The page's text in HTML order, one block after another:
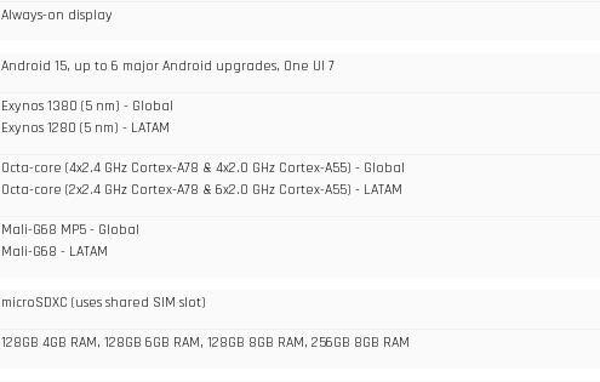
Always-on display
Android 15, up to 6 major Android upgrades, One UI 7
Exynos 1380 (5 nm) - Global
Exynos 1280 (5 nm) - LATAM
Octa-core (4x2.4 GHz Cortex-A78 & 4x2.0 GHz Cortex-A55) - Global
Octa-core (2x2.4 GHz Cortex-A78 & 6x2.0 GHz Cortex-A55) - LATAM
Mali-G68 MP5 - Global
Mali-G68 - LATAM
microSDXC (uses shared SIM slot)
128GB 4GB RAM, 128GB 6GB RAM, 128GB 8GB RAM, 256GB 8GB RAM